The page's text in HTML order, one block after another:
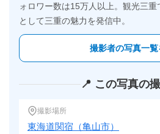
ォロワー数は15万人以上。観光三重
として三重の魅力を発信中。
撮影者の写真一覧
📍 この写真の
撮影場所
東海道関宿（亀山市）